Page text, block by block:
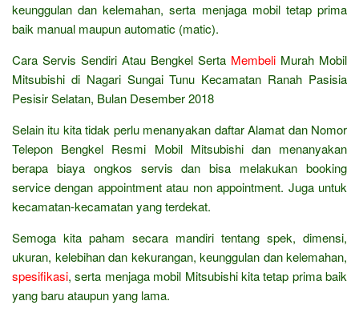
keunggulan dan kelemahan, serta menjaga mobil tetap prima
baik manual maupun automatic (matic).
Cara Servis Sendiri Atau Bengkel Serta Membeli Murah Mobil
Mitsubishi di Nagari Sungai Tunu Kecamatan Ranah Pasisia
Pesisir Selatan, Bulan Desember 2018
Selain itu kita tidak perlu menanyakan daftar Alamat dan Nomor
Telepon Bengkel Resmi Mobil Mitsubishi dan menanyakan
berapa biaya ongkos servis dan bisa melakukan booking
service dengan appointment atau non appointment. Juga untuk
kecamatan-kecamatan yang terdekat.
Semoga kita paham secara mandiri tentang spek, dimensi,
ukuran, kelebihan dan kekurangan, keunggulan dan kelemahan,
spesifikasi, serta menjaga mobil Mitsubishi kita tetap prima baik
yang baru ataupun yang lama.